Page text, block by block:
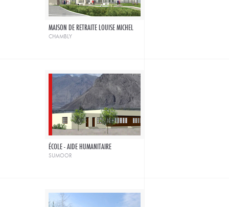
MAISON DE RETRAITE LOUISE MICHEL
chambly
ÉCOLE - AIDE HUMANITAIRE
sumoor